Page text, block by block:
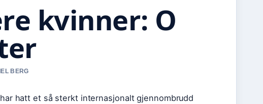
kvinner: O
BERG
hatt et så sterkt internasjonalt gjennombrudd